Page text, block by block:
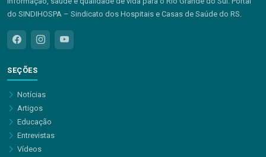
do SINDIHOSPA – Sindicato dos Hospitais e Casas de Saúde do RS.
SEÇÕES
Notícias
Artigos
Educação
Entrevistas
Vídeos